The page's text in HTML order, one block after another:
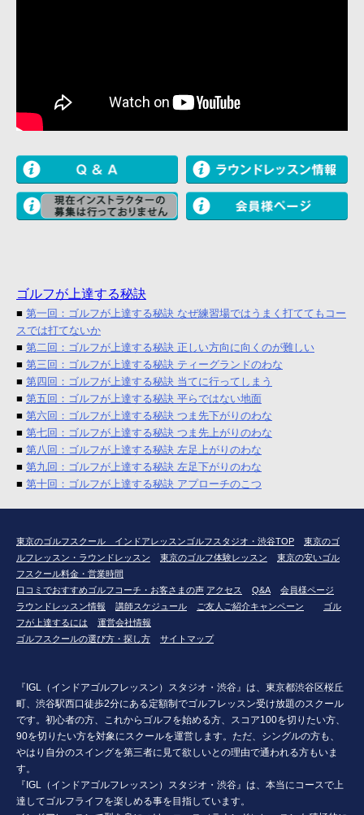
ゴルフが上達する秘訣
■ 第一回：ゴルフが上達する秘訣 なぜ練習場ではうまく打ててもコー
スでは打てないか
■ 第二回：ゴルフが上達する秘訣 正しい方向に向くのが難しい
■ 第三回：ゴルフが上達する秘訣 ティーグランドのわな
■ 第四回：ゴルフが上達する秘訣 当てに行ってしまう
■ 第五回：ゴルフが上達する秘訣 平らではない地面
■ 第六回：ゴルフが上達する秘訣 つま先下がりのわな
■ 第七回：ゴルフが上達する秘訣 つま先上がりのわな
■ 第八回：ゴルフが上達する秘訣 左足上がりのわな
■ 第九回：ゴルフが上達する秘訣 左足下がりのわな
■ 第十回：ゴルフが上達する秘訣 アプローチのこつ
東京のゴルフスクール インドアレッスンゴルフスタジオ・渋谷TOP
東京のゴ
ルフレッスン・ラウンドレッスン
東京のゴルフ体験レッスン
東京の安いゴル
フスクール料金・営業時間
口コミでおすすめゴルフコーチ・お客さまの声 アクセス Q&A
会員様ページ
ラウンドレッスン情報
講師スケジュール ご友人ご紹介キャンペーン
ゴル
フが上達するには
運営会社情報
ゴルフスクールの選び方・探し方
サイトマップ
『IGL（インドアゴルフレッスン）スタジオ・渋谷』は、東京都渋谷区桜丘
町、渋谷駅西口徒歩2分にある定額制でゴルフレッスン受け放題のスクール
です。初心者の方、これからゴルフを始める方、スコア100を切りたい方、
90を切りたい方を対象にスクールを運営します。ただ、シングルの方も、
やはり自分のスイングを第三者に見て欲しいとの理由で通われる方もいま
す。
『IGL（インドアゴルフレッスン）スタジオ・渋谷』は、本当にコースで上
達してゴルフライフを楽しめる事を目指しています。